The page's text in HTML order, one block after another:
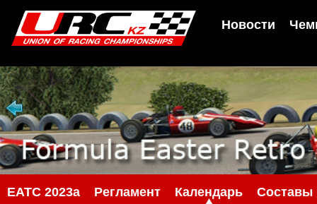
Новости
EATC 2023a Регламент Календарь Составы